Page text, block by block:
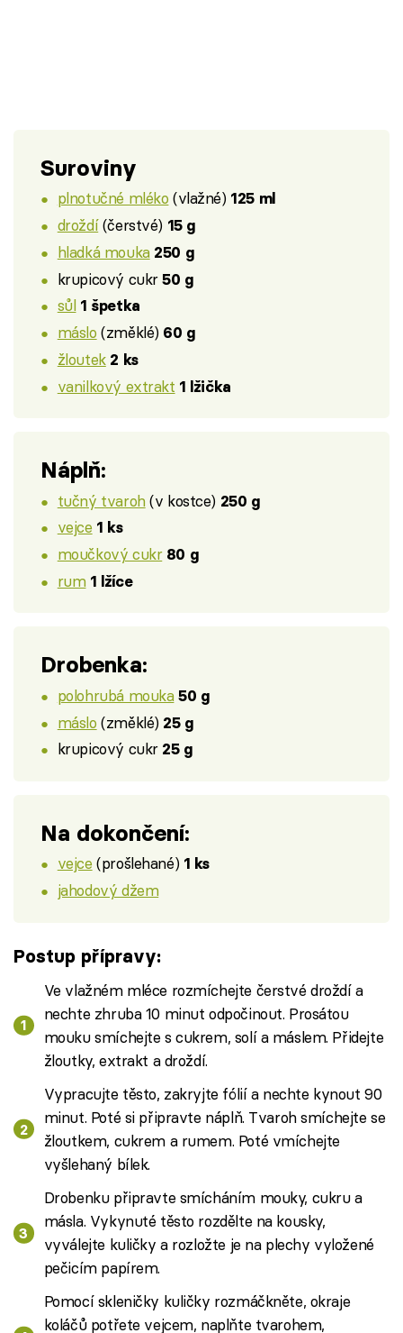
Suroviny
plnotučné mléko (vlažné) 125 ml
droždí(čerstvé) 15 g
hladká mouka 250 g
krupicový cukr50 g
sůl 1 špetka
máslo (změklé) 60 g
žloutek 2 ks
vanilkový extrakt 1 lžička
Náplň:
tučný tvaroh(v kostce) 250 g
vejce 1 ks
moučkový cukr 80 g
rum 1 lžíce
Drobenka:
polohrubá mouka 50 g
máslo (změklé) 25 g
krupicový cukr 25 g
Na dokončení:
vejce (prošlehané) 1 ks
jahodový džem
Postup přípravy:
Ve vlažném mléce rozmíchejte čerstvé droždí a
nechte zhruba 10 minut odpočinout. Prosátou
mouku smíchejte s cukrem, solí a máslem. Přidejte
žloutky, extrakt a droždí.
Vypracujte těsto, zakryjte fólií a nechte kynout 90
minut. Poté si připravte náplň. Tvaroh smíchejte se
žloutkem, cukrem a rumem. Poté vmíchejte
vyšlehaný bílek.
Drobenku připravte smícháním mouky, cukru a
másla. Vykynuté těsto rozdělte na kousky,
vyválejte kuličky a rozložte je na plechy vyložené
pečicím papírem.
Pomocí skleničky kuličky rozmáčkněte, okraje
koláčů potřete vejcem, naplňte tvarohem,